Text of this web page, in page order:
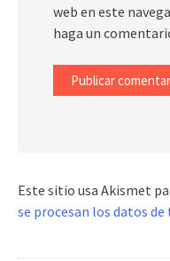
web en este
haga un
Este sitio usa Akismet
se procesan los datos